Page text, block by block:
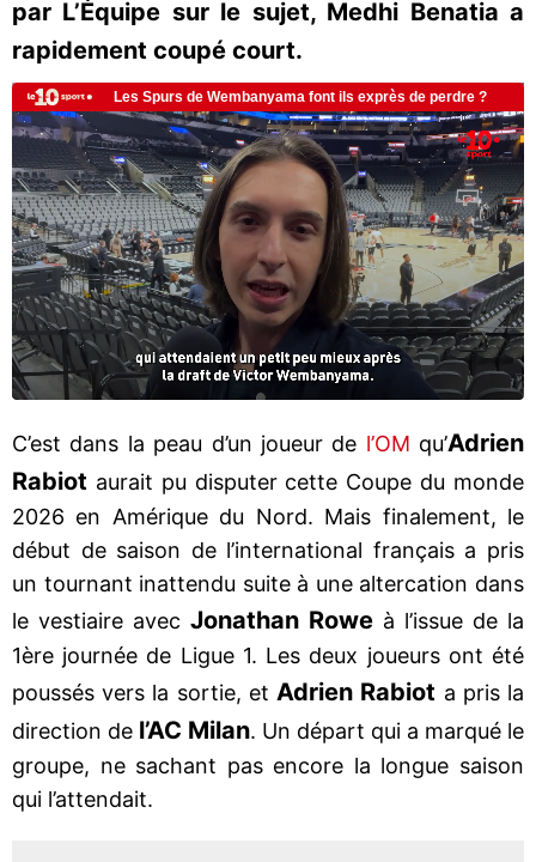
par L’Équipe sur le sujet, Medhi Benatia a
rapidement coupé court.
C’est dans la peau d’un joueur de l’OM qu’Adrien
Rabiot aurait pu disputer cette Coupe du monde
2026 en Amérique du Nord. Mais finalement, le
début de saison de l’international français a pris
un tournant inattendu suite à une altercation dans
le vestiaire avec Jonathan Rowe à l’issue de la
1ère journée de Ligue 1. Les deux joueurs ont été
poussés vers la sortie, et Adrien Rabiot a pris la
direction de l’AC Milan. Un départ qui a marqué le
groupe, ne sachant pas encore la longue saison
qui l’attendait.